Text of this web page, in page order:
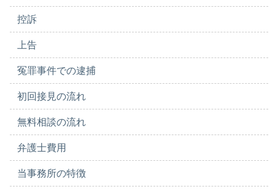
控訴
上告
冤罪事件での逮捕
初回接見の流れ
無料相談の流れ
弁護士費用
当事務所の特徴